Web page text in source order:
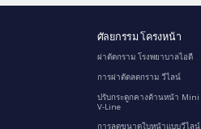
ศัลยกรรม โครงหน้า
ผ่าตัดกราม โรงพยาบาลไอดี
การผ่าตัดลดกราม วีไลน์
ปรับกระดูกคางด้านหน้า Mini
V-Line
การลดขนาดใบหน้าแบบวีไลน์